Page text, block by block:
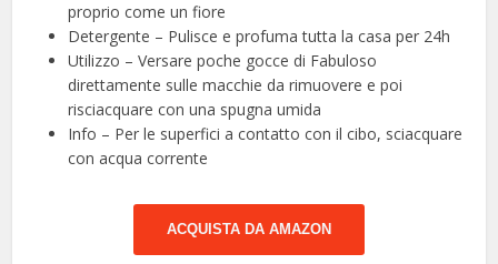
proprio come un fiore
Detergente – Pulisce e profuma tutta la casa per 24h
Utilizzo – Versare poche gocce di Fabuloso
direttamente sulle macchie da rimuovere e poi
risciacquare con una spugna umida
Info – Per le superfici a contatto con il cibo, sciacquare
con acqua corrente
ACQUISTA DA AMAZON